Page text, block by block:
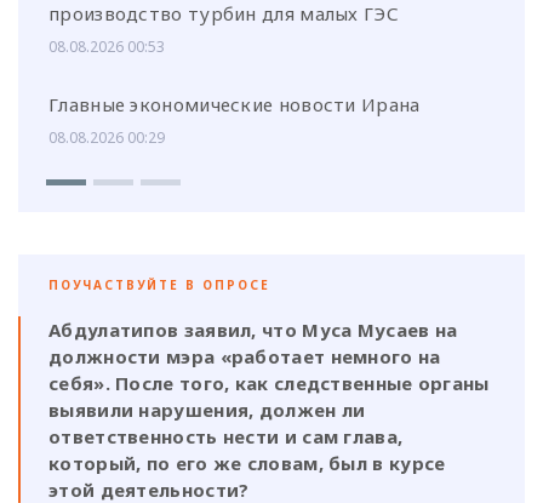
производство турбин для малых ГЭС
08.08.2026 00:53
Главные экономические новости Ирана
08.08.2026 00:29
ПОУЧАСТВУЙТЕ В ОПРОСЕ
Абдулатипов заявил, что Муса Мусаев на
должности мэра «работает немного на
себя». После того, как следственные органы
выявили нарушения, должен ли
ответственность нести и сам глава,
который, по его же словам, был в курсе
этой деятельности?